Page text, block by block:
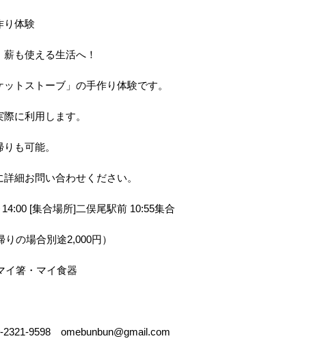
り体験
も使える生活へ！
トストーブ」の手作り体験です。
に利用します。
も可能。
細お問い合わせください。
[集合場所]二俣尾駅前 10:55集合
の場合別途2,000円）
箸・マイ食器
9598 omebunbun@gmail.com